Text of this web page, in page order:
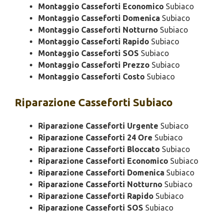
Montaggio Casseforti Economico Subiaco
Montaggio Casseforti Domenica Subiaco
Montaggio Casseforti Notturno Subiaco
Montaggio Casseforti Rapido Subiaco
Montaggio Casseforti SOS Subiaco
Montaggio Casseforti Prezzo Subiaco
Montaggio Casseforti Costo Subiaco
Riparazione Casseforti Subiaco
Riparazione Casseforti Urgente Subiaco
Riparazione Casseforti 24 Ore Subiaco
Riparazione Casseforti Bloccato Subiaco
Riparazione Casseforti Economico Subiaco
Riparazione Casseforti Domenica Subiaco
Riparazione Casseforti Notturno Subiaco
Riparazione Casseforti Rapido Subiaco
Riparazione Casseforti SOS Subiaco